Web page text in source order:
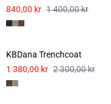
840,00 kr 1 400,00 kr
-40%
KBDana Trenchcoat
1 380,00 kr 2 300,00 kr
-40%